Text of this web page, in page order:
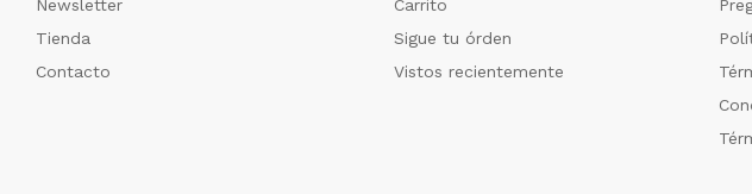
Newsletter
Tienda
Contacto
Carrito
Sigue tu órden
Vistos recientemente